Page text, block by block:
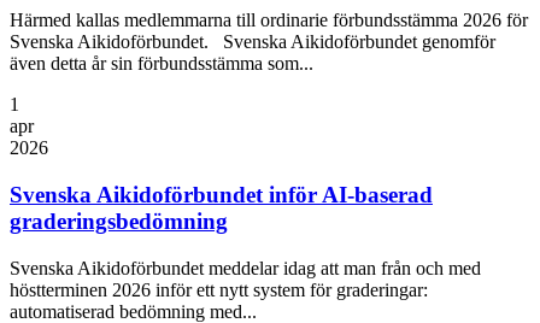
Härmed kallas medlemmarna till ordinarie förbundsstämma 2026 för
Svenska Aikidoförbundet. Svenska Aikidoförbundet genomför
även detta år sin förbundsstämma som...
1
apr
2026
Svenska Aikidoförbundet inför AI-baserad
graderingsbedömning
Svenska Aikidoförbundet meddelar idag att man från och med
höstterminen 2026 inför ett nytt system för graderingar:
automatiserad bedömning med...